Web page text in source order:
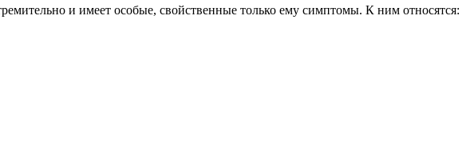
и имеет особые, свойственные только ему симптомы. К ним относятся: